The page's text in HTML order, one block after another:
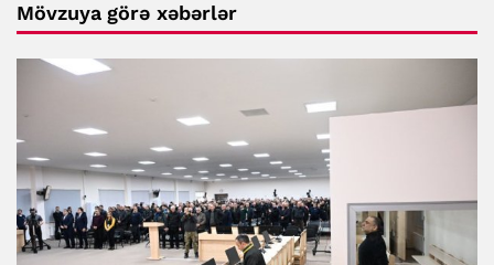
Mövzuya görə xəbərlər